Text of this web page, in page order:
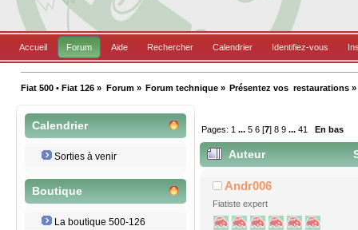
Accueil Forum Aide Rechercher Calendrier Identifiez-vous
Fiat 500 • Fiat 126 » Forum» Forum technique» Présentez vos  restaurations »
Calendrier
Sorties à venir
Boutique
La boutique 500-126
Pages: 1 ...5 6 [7]8 9 ...41 En bas
Auteur
Andr006
Fiatiste expert